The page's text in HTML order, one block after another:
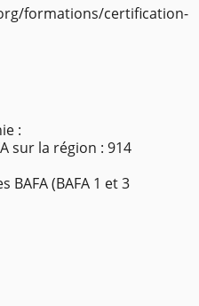
formations/certification-
:
sur la région : 914
BAFA (BAFA 1 et 3